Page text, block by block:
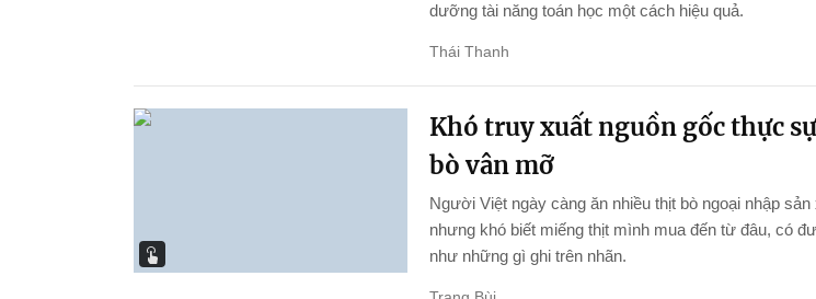
dưỡng tài năng toán học một cách hiệu quả.
Thái Thanh
Khó truy xuất nguồn gốc thực
bò vân mỡ
Người Việt ngày càng ăn nhiều thịt bò ngoại nhập sản
nhưng khó biết miếng thịt mình mua đến từ đâu, có
như những gì ghi trên nhãn.